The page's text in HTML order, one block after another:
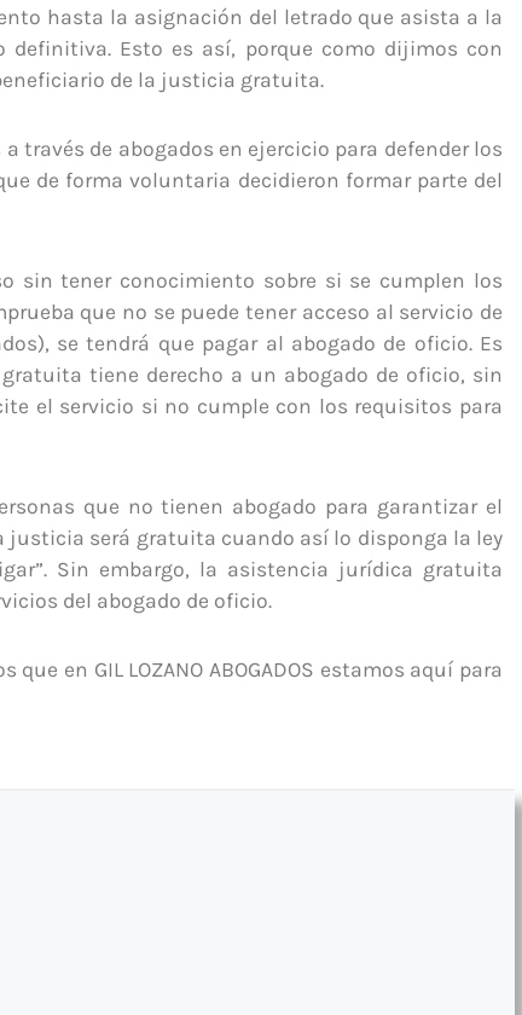
hasta la asignación del letrado que asista a la
Esto es así, porque como dijimos con
de la justicia gratuita.
través de abogados en ejercicio para defender los
de forma voluntaria decidieron formar parte del
sin tener conocimiento sobre si se cumplen los
que no se puede tener acceso al servicio de
se tendrá que pagar al abogado de oficio. Es
tiene derecho a un abogado de oficio, sin
el servicio si no cumple con los requisitos para
que no tienen abogado para garantizar el
justicia será gratuita cuando así lo disponga la ley
Sin embargo, la asistencia jurídica gratuita
del abogado de oficio.
en GIL LOZANO ABOGADOS estamos aquí para